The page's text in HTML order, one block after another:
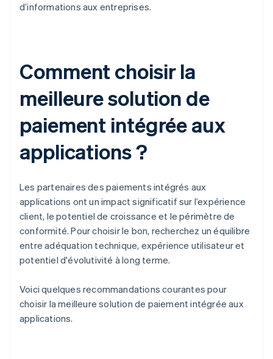
d’informations aux entreprises.
Comment choisir la
meilleure solution de
paiement intégrée aux
applications ?
Les partenaires des paiements intégrés aux
applications ont un impact significatif sur l’expérience
client, le potentiel de croissance et le périmètre de
conformité. Pour choisir le bon, recherchez un équilibre
entre adéquation technique, expérience utilisateur et
potentiel d'évolutivité à long terme.
Voici quelques recommandations courantes pour
choisir la meilleure solution de paiement intégrée aux
applications.